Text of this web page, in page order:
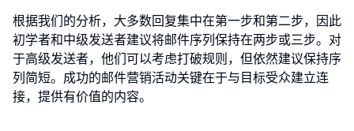
根据我们的分析，大多数回复集中在第一步和第二步，因此
初学者和中级发送者建议将邮件序列保持在两步或三步。对
于高级发送者，他们可以考虑打破规则，但依然建议保持序
列简短。成功的邮件营销活动关键在于与目标受众建立连
接，提供有价值的内容。